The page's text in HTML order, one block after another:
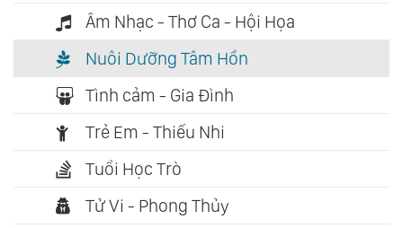
Âm Nhạc - Thơ Ca - Hội Họa
Nuôi Dưỡng Tâm Hồn
Tình cảm - Gia Đình
Trẻ Em - Thiếu Nhi
Tuổi Học Trò
Tử Vi - Phong Thủy